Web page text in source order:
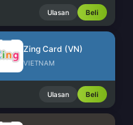
Ulasan Beli
Zing Card (VN)
VIETNAM
Ulasan Beli